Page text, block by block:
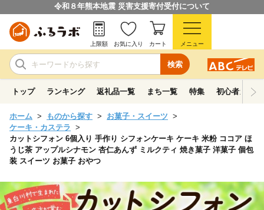
令和８年熊本地震 災害支援寄付受付について
検索
上限額 お気に入り カート メニュー
トップ ランキング 返礼品一覧 まち一覧 特集 初心者ガイド
ホーム ものから探す
お菓子・スイーツ
ケーキ・カステラ
カットシフォン 6個入り 手作り シフォンケーキ ケーキ 米粉 ココア ほ
うじ茶 アップルシナモン 杏仁あんず ミルクティ 焼き菓子 洋菓子 個包
装 スイーツ お菓子 おやつ